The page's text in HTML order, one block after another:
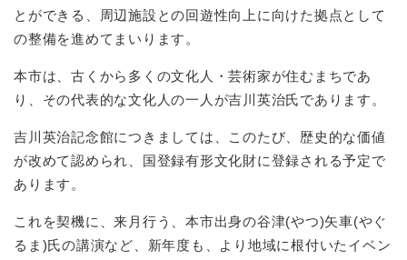
とができる、周辺施設との回遊性向上に向けた拠点として
の整備を進めてまいります。
本市は、古くから多くの文化人・芸術家が住むまちであ
り、その代表的な文化人の一人が吉川英治氏であります。
吉川英治記念館につきましては、このたび、歴史的な価値
が改めて認められ、国登録有形文化財に登録される予定で
あります。
これを契機に、来月行う、本市出身の谷津(やつ)矢車(やぐ
るま)氏の講演など、新年度も、より地域に根付いたイベン